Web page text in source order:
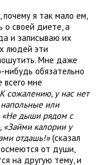
я так мало ем,
о своей диете, а
и записываю их
людей эти
Мне даже
нибудь обязательно
всего мне
сожалению, у нас нет
или
«Не дыши рядом с
калории у
отдашь!»(сказал
от души,
на другую тему, и